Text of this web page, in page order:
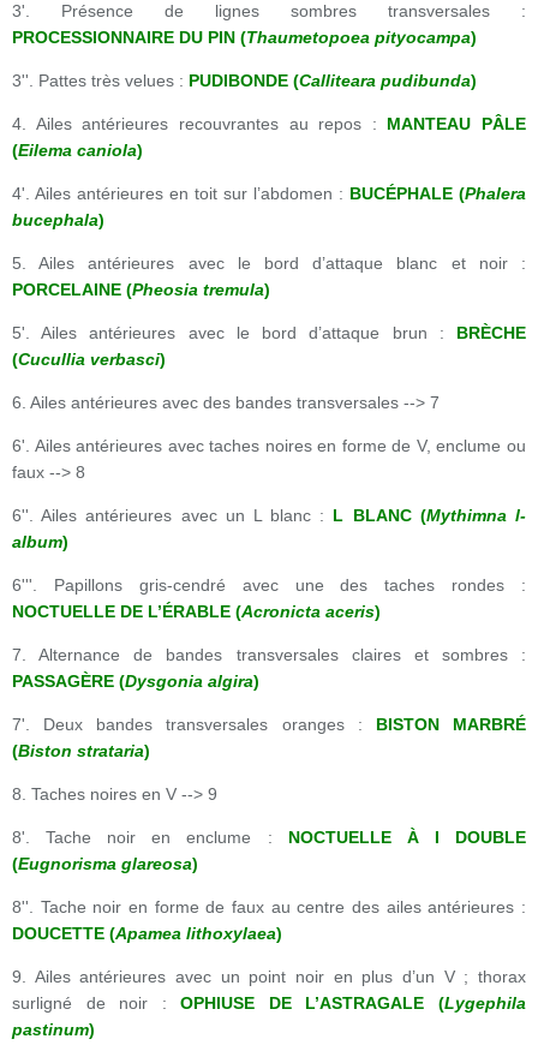
3'. Présence de lignes sombres transversales :
PROCESSIONNAIRE DU PIN (Thaumetopoea pityocampa)
3''. Pattes très velues : PUDIBONDE (Calliteara pudibunda)
4. Ailes antérieures recouvrantes au repos : MANTEAU PÂLE
(Eilema caniola)
4'. Ailes antérieures en toit sur l’abdomen : BUCÉPHALE (Phalera
bucephala)
5. Ailes antérieures avec le bord d’attaque blanc et noir :
PORCELAINE (Pheosia tremula)
5'. Ailes antérieures avec le bord d’attaque brun : BRÈCHE
(Cucullia verbasci)
6. Ailes antérieures avec des bandes transversales --> 7
6'. Ailes antérieures avec taches noires en forme de V, enclume ou
faux --> 8
6''. Ailes antérieures avec un L blanc : L BLANC (Mythimna l-
album)
6'''. Papillons gris-cendré avec une des taches rondes :
NOCTUELLE DE L’ÉRABLE (Acronicta aceris)
7. Alternance de bandes transversales claires et sombres :
PASSAGÈRE (Dysgonia algira)
7'. Deux bandes transversales oranges : BISTON MARBRÉ
(Biston strataria)
8. Taches noires en V --> 9
8'. Tache noir en enclume : NOCTUELLE À I DOUBLE
(Eugnorisma glareosa)
8''. Tache noir en forme de faux au centre des ailes antérieures :
DOUCETTE (Apamea lithoxylaea)
9. Ailes antérieures avec un point noir en plus d’un V ; thorax
surligné de noir :OPHIUSE DE L’ASTRAGALE (Lygephila
pastinum)